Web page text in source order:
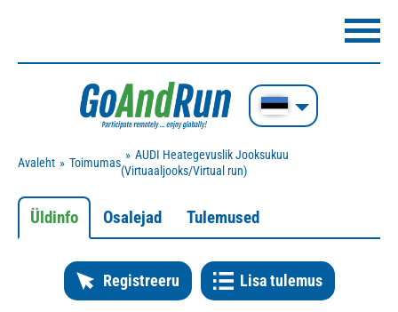
Avaleht Toimumas
AUDI Heategevuslik Jooksukuu
(Virtuaaljooks/Virtual run)
Üldinfo Osalejad Tulemused
Registreeru Lisa tulemus